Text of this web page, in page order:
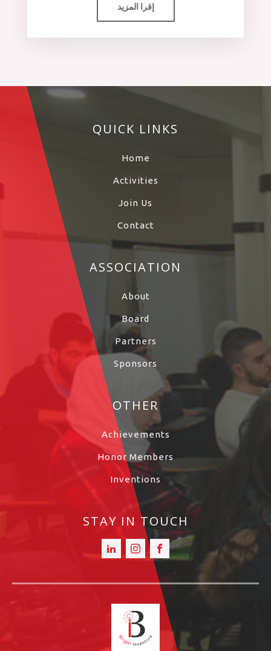
إقرا المزيد
QUICK LINKS
Home
Activities
Join Us
Contact
ASSOCIATION
About
Board
Partners
Sponsors
OTHER
Achievements
Honor Members
Inventions
STAY IN TOUCH